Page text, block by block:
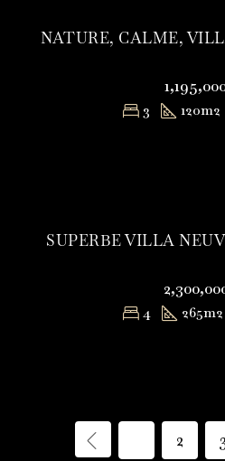
3 120m2
SUPERBE VILLA
4 265m2
2